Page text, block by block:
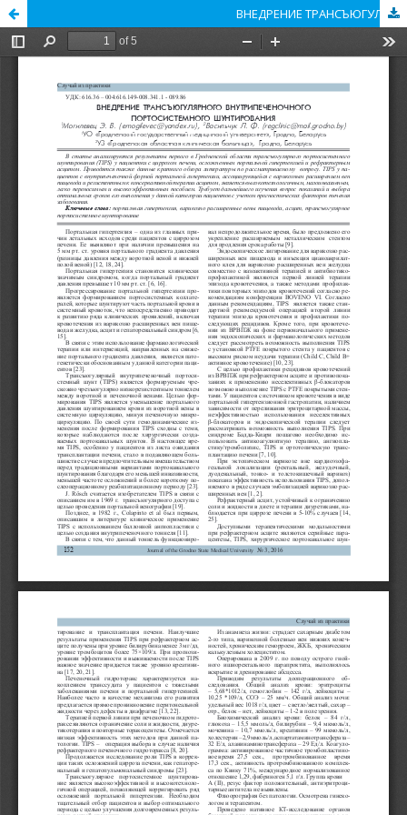
ВНЕДРЕНИЕ ТРАНСЪЮГУЛЯРНОГО ВНУТРИПЕЧЕНОЧНОГО ПОРТОСИСТЕМНОГО ШУНТИРОВАНИЯ